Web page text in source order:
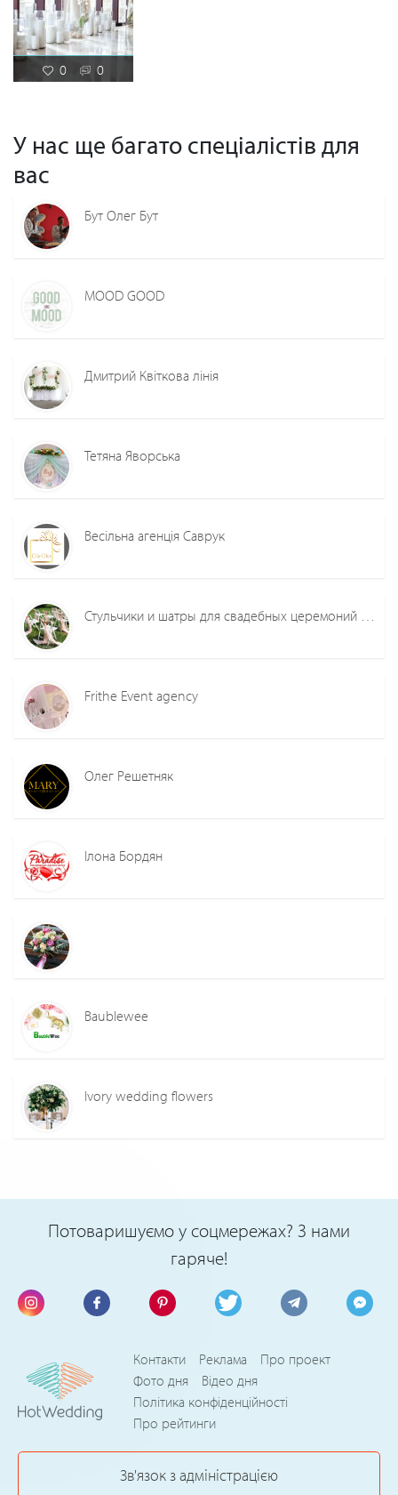
0 0
У нас ще багато спеціалістів для
вас
Бут Олег Бут
MOOD GOOD
Дмитрий Квіткова лінія
Тетяна Яворська
Весільна агенція Саврук
Стульчики и шатры для свадебных церемоний Счастливая Свадьба
Frithe Event agency
Олег Решетняк
Ілона Бордян
Baublewee
Ivory wedding flowers
Потоваришуємо у соцмережах? З нами
гаряче!
Контакти Реклама
Про проект
Фото дня
Відео дня
Політика конфіденційності
Про рейтинги
Зв'язок з адміністрацією